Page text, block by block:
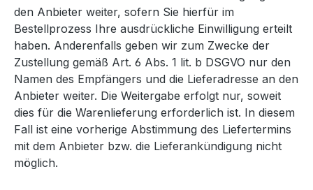
den Anbieter weiter, sofern Sie hierfür im
Bestellprozess Ihre ausdrückliche Einwilligung erteilt
haben. Anderenfalls geben wir zum Zwecke der
Zustellung gemäß Art. 6 Abs. 1 lit. b DSGVO nur den
Namen des Empfängers und die Lieferadresse an den
Anbieter weiter. Die Weitergabe erfolgt nur, soweit
dies für die Warenlieferung erforderlich ist. In diesem
Fall ist eine vorherige Abstimmung des Liefertermins
mit dem Anbieter bzw. die Lieferankündigung nicht
möglich.